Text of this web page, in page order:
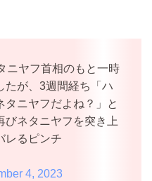
ニヤフ首相のもと一時
たが、3週間経ち「ハ
タニヤフだよね？」と
びネタニヤフを突き上
レるピンチ
4, 2023